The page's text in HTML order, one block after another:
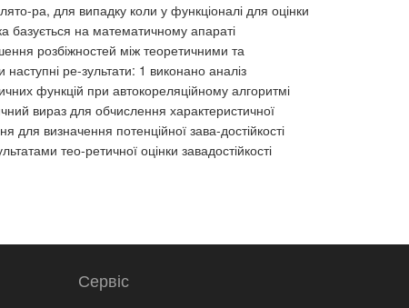
ра, для випадку коли у функціоналі для оцінки
базується на математичному апараті
розбіжностей між теоретичними та
ре-зультати: 1 виконано аналіз
функцій при автокореляційному алгоритмі
вираз для обчислення характеристичної
для визначення потенційної зава-достійкості
тео-ретичної оцінки завадостійкості
Сервіс